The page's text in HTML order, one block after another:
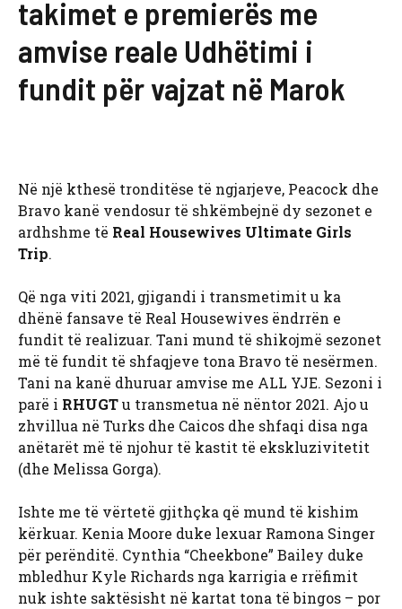
takimet e premierës me
amvise reale Udhëtimi i
fundit për vajzat në Marok
Në një kthesë tronditëse të ngjarjeve, Peacock dhe
Bravo kanë vendosur të shkëmbejnë dy sezonet e
ardhshme të Real Housewives Ultimate Girls
Trip.
Që nga viti 2021, gjigandi i transmetimit u ka
dhënë fansave të Real Housewives ëndrrën e
fundit të realizuar. Tani mund të shikojmë sezonet
më të fundit të shfaqjeve tona Bravo të nesërmen.
Tani na kanë dhuruar amvise me ALL YJE. Sezoni i
parë i RHUGTu transmetua në nëntor 2021. Ajo u
zhvillua në Turks dhe Caicos dhe shfaqi disa nga
anëtarët më të njohur të kastit të ekskluzivitetit
(dhe Melissa Gorga).
Ishte me të vërtetë gjithçka që mund të kishim
kërkuar. Kenia Moore duke lexuar Ramona Singer
për perënditë. Cynthia “Cheekbone” Bailey duke
mbledhur Kyle Richards nga karrigia e rrëfimit
nuk ishte saktësisht në kartat tona të bingos – por